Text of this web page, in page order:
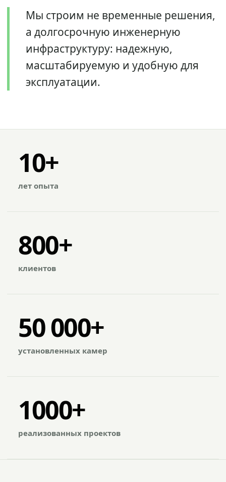
Мы строим не временные решения,
а долгосрочную инженерную
инфраструктуру: надежную,
масштабируемую и удобную для
эксплуатации.
10+
лет опыта
800+
клиентов
50 000+
установленных камер
1000+
реализованных проектов